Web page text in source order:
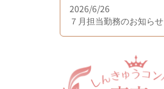
2026/6/26
７月担当勤務のお知らせ